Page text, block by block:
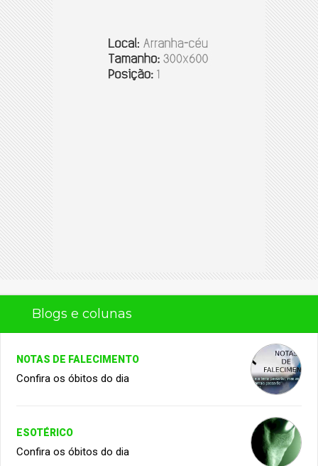
Blogs e colunas
NOTAS DE FALECIMENTO
Confira os óbitos do dia
ESOTÉRICO
Confira os óbitos do dia